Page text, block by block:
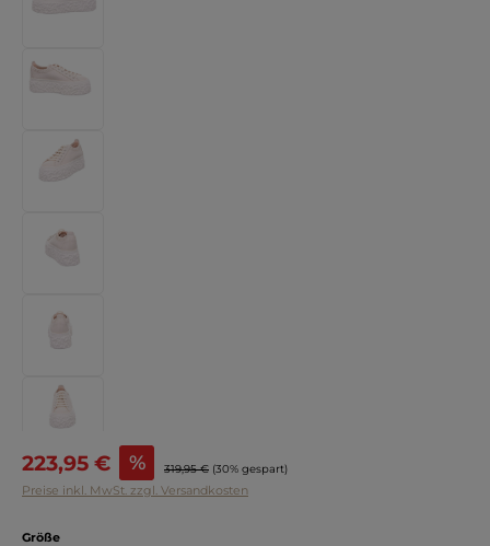
Verkaufspreis:
223,95 € % Regulärer Preis:
319,95 € (30% gespart)
Preise inkl. MwSt. zzgl. Versandkosten
Größeauswählen